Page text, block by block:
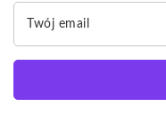
Twój email